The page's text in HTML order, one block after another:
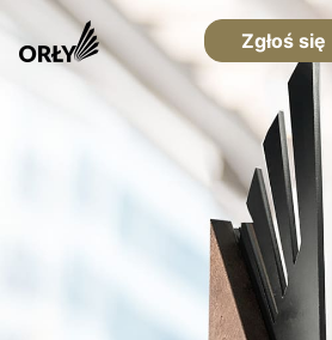
Zgłoś się